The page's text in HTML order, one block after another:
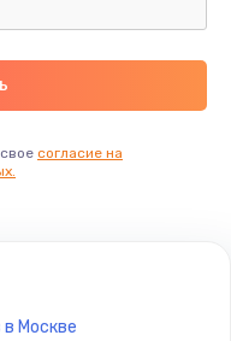
согласие на
Москве